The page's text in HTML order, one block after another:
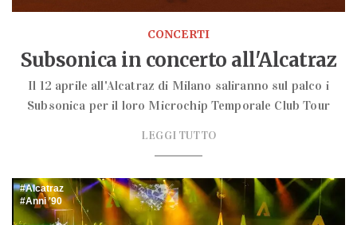
CONCERTI
Subsonica in concerto all'Alcatraz
Il 12 aprile all'Alcatraz di Milano saliranno sul palco i
Subsonica per il loro Microchip Temporale Club Tour
LEGGI TUTTO
Alcatraz
Anni '90